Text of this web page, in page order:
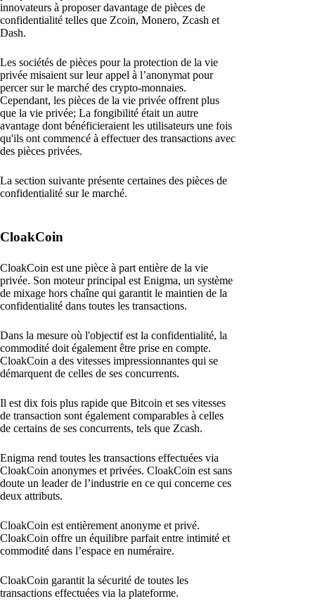
innovateurs à proposer davantage de pièces de
confidentialité telles que Zcoin, Monero, Zcash et
Dash.
Les sociétés de pièces pour la protection de la vie
privée misaient sur leur appel à l’anonymat pour
percer sur le marché des crypto-monnaies.
Cependant, les pièces de la vie privée offrent plus
que la vie privée; La fongibilité était un autre
avantage dont bénéficieraient les utilisateurs une fois
qu'ils ont commencé à effectuer des transactions avec
des pièces privées.
La section suivante présente certaines des pièces de
confidentialité sur le marché.
CloakCoin
CloakCoin est une pièce à part entière de la vie
privée. Son moteur principal est Enigma, un système
de mixage hors chaîne qui garantit le maintien de la
confidentialité dans toutes les transactions.
Dans la mesure où l'objectif est la confidentialité, la
commodité doit également être prise en compte.
CloakCoin a des vitesses impressionnantes qui se
démarquent de celles de ses concurrents.
Il est dix fois plus rapide que Bitcoin et ses vitesses
de transaction sont également comparables à celles
de certains de ses concurrents, tels que Zcash.
Enigma rend toutes les transactions effectuées via
CloakCoin anonymes et privées. CloakCoin est sans
doute un leader de l’industrie en ce qui concerne ces
deux attributs.
CloakCoin est entièrement anonyme et privé.
CloakCoin offre un équilibre parfait entre intimité et
commodité dans l’espace en numéraire.
CloakCoin garantit la sécurité de toutes les
transactions effectuées via la plateforme.